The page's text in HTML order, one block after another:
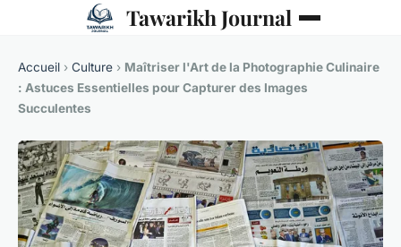
Tawarikh Journal
Accueil › Culture › Maîtriser l'Art de la Photographie Culinaire
: Astuces Essentielles pour Capturer des Images
Succulentes